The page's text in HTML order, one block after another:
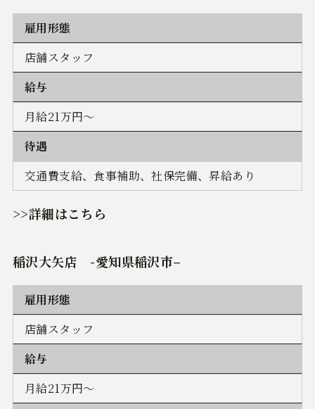
雇用形態
店舗スタッフ
給与
月給21万円～
待遇
交通費支給、食事補助、社保完備、昇給あり
>>詳細はこちら
稲沢大矢店 -愛知県稲沢市–
雇用形態
店舗スタッフ
給与
月給21万円～